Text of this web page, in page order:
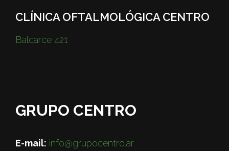
CLÍNICA OFTALMOLÓGICA CENTRO
Balcarce 421
GRUPO CENTRO
E-mail: info@grupocentro.ar